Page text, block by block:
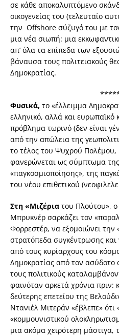
σε κάθε αποκαλυπτόμενο
οικογενείας του (τελευταίο
την Offshore σύζυγό του με
μια νέα σιωπή: μια
απ’ όλα τα επίπεδα των
βάναυσα τους πολιτειακούς
Δημοκρατίας.
Φυσικά, το «έλλειμμα
ελληνικό, αλλά και ευρωπαϊκό
πρόβλημα τωρινό (δεν είναι
από την απώλεια της
το τέλος του Ψυχρού
φανερώνεται ως σύμπτωμα
«παγκοσμιοποίησης», της
του νέου επιθετικού
Στη «Μιζέρια του Πλούτου»,
Μπρυκνέρ σαρκάζει τον
Φορρεστέρ, να εξομοιώνει την
στρατόπεδα συγκέντρωσης και
από τους κυρίαρχους του
Δημοκρατίας από τον ασύδοτο
τους πολιτικούς
φαινόταν αρκετά χρόνια πριν:
δεύτερης επετείου της
Ντανιέλ Μιτεράν «έβλεπε»
«κομμουνιστικού
μια ακόμα χειρότερη μάστιγα,